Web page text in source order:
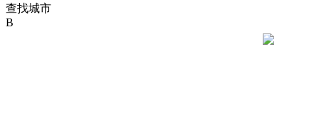
查找城市
B